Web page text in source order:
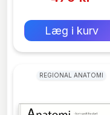
Læg i kurv
REGIONAL ANATOMI